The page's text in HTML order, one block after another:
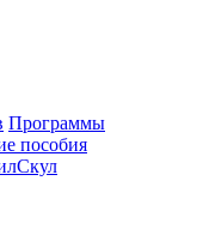
Программы
пособия